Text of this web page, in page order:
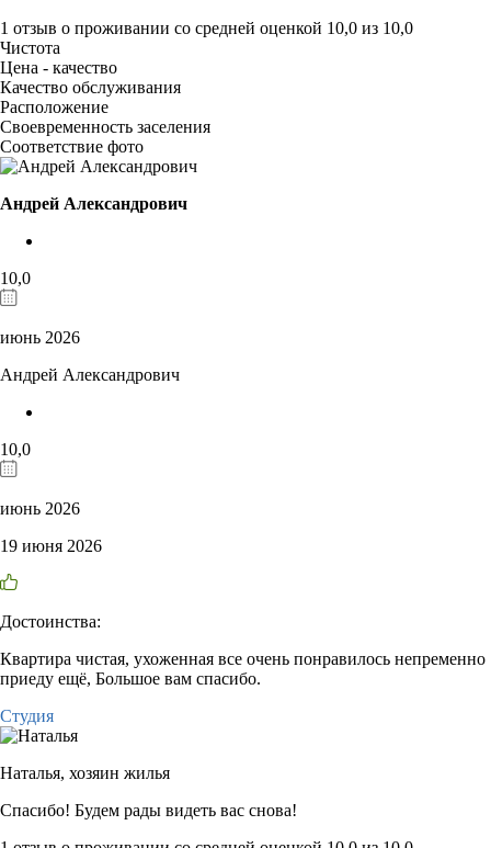
1 отзыв о проживании со средней оценкой 10,0 из 10,0
Чистота
Цена - качество
Качество обслуживания
Расположение
Своевременность заселения
Соответствие фото
Андрей Александрович
10,0
июнь 2026
Андрей Александрович
10,0
июнь 2026
19 июня 2026
Достоинства:
Квартира чистая, ухоженная все очень понравилось непременно
приеду ещё, Большое вам спасибо.
Студия
Наталья, хозяин жилья
Спасибо! Будем рады видеть вас снова!